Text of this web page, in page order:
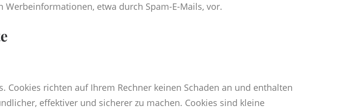
etwa durch Spam-E-Mails, vor.
richten auf Ihrem Rechner keinen Schaden an und enthalten
effektiver und sicherer zu machen. Cookies sind kleine